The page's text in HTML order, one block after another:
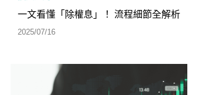
一文看懂「除權息」！ 流程細節全解析
2025/07/16